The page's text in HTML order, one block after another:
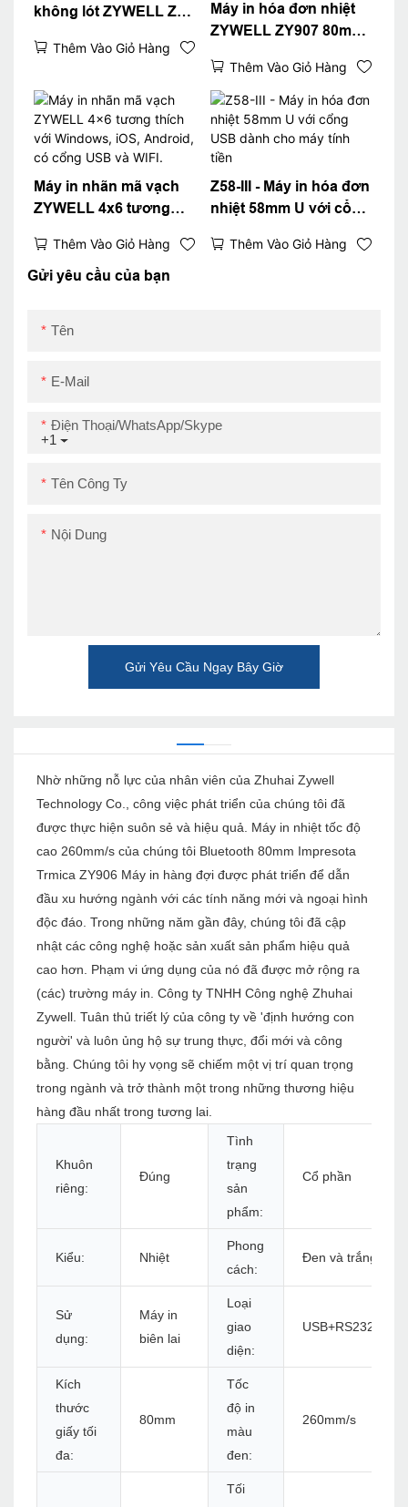
không lót ZYWELL ZY-
Thêm Vào Giỏ Hàng
Máy in hóa đơn nhiệt
ZYWELL ZY907 80mm
Thêm Vào Giỏ Hàng
Máy in nhãn mã vạch
ZYWELL 4x6 tương
Android, có cổng USB
và WIFI.
Thêm Vào Giỏ Hàng
Z58-III - Máy in hóa đơn
nhiệt 58mm U với cổng
tiềnThêm Vào Giỏ Hàng
Gửi yêu cầu của bạn
Tên
E-Mail
+1
Điện Thoại/WhatsApp/Skype
Tên Công Ty
Nội Dung
Gửi Yêu Cầu Ngay Bây Giờ
Nhờ những nỗ lực của nhân viên của Zhuhai Zywell
Technology Co., công việc phát triển của chúng tôi đã
được thực hiện suôn sẻ và hiệu quả. Máy in nhiệt tốc độ
cao 260mm/s của chúng tôi Bluetooth 80mm Impresota
Trmica ZY906 Máy in hàng đợi được phát triển để dẫn
đầu xu hướng ngành với các tính năng mới và ngoại hình
độc đáo. Trong những năm gần đây, chúng tôi đã cập
nhật các công nghệ hoặc sản xuất sản phẩm hiệu quả
cao hơn. Phạm vi ứng dụng của nó đã được mở rộng ra
(các) trường máy in. Công ty TNHH Công nghệ Zhuhai
Zywell. Tuân thủ triết lý của công ty về 'định hướng con
người' và luôn ủng hộ sự trung thực, đổi mới và công
bằng. Chúng tôi hy vọng sẽ chiếm một vị trí quan trọng
trong ngành và trở thành một trong những thương hiệu
hàng đầu nhất trong tương lai.
Khuôn
riêng:
Đúng
Tình
trạng
sản
phẩm:
Cổ phần
Kiểu: Nhiệt
Phong
cách:
Đen và trắng
Sử
dụng:
Máy in
biên lai
Loại
giao
diện:
Kích
thước
giấy tối
đa:
80mm
Tốc
độ in
màu
đen:
260mm/s
Tối